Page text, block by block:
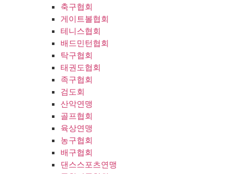
축구협회
게이트볼협회
테니스협회
배드민턴협회
탁구협회
태권도협회
족구협회
검도회
산악연맹
골프협회
육상연맹
농구협회
배구협회
댄스스포츠연맹